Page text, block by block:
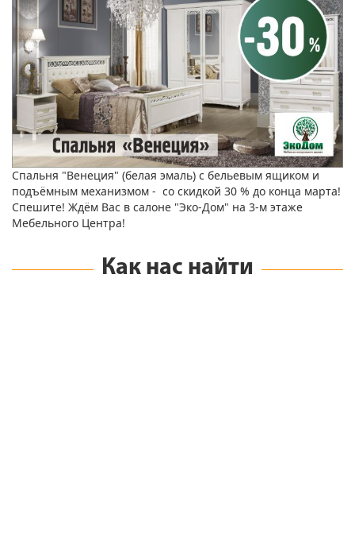
Спальня "Венеция" (белая эмаль) с бельевым ящиком и
подъёмным механизмом - со скидкой 30 % до конца марта!
Спешите! Ждём Вас в салоне "Эко-Дом" на 3-м этаже
Мебельного Центра!
Как нас найти